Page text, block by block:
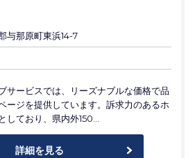
与那原町東浜14-7
サービスでは、リーズナブルな価格で品
ージを提供しています。訴求力のあるホ
しており、県内外150...
詳細を見る